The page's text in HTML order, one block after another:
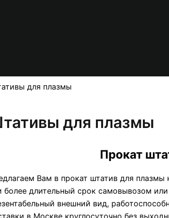
для плазмы
для плазмы
Прокат
Вам в прокат штатив для
более длительный срок самовывозом
внешний вид,
в Москве круглосуточно без